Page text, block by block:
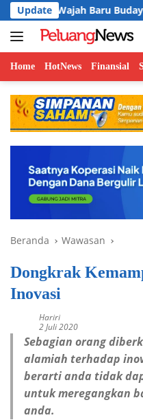
Langsung
ke
konten
Update
Baru Budaya Kopi di Jakarta
Home HotNews Finansial
Beranda Wawasan
Dongkrak
Inovasi
Hariri
2 Juli 2020
Sebagian orang
alamiah terhadap
berarti anda tidak
untuk meregangkan
anda.